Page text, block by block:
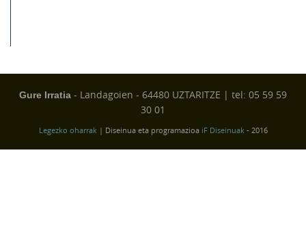
Gure Irratia - Landagoien - 64480 UZTARITZE | tel: 05 59 59
30 01
Legezko oharrak| Diseinua eta programazioa iF Diseinuak- 2016